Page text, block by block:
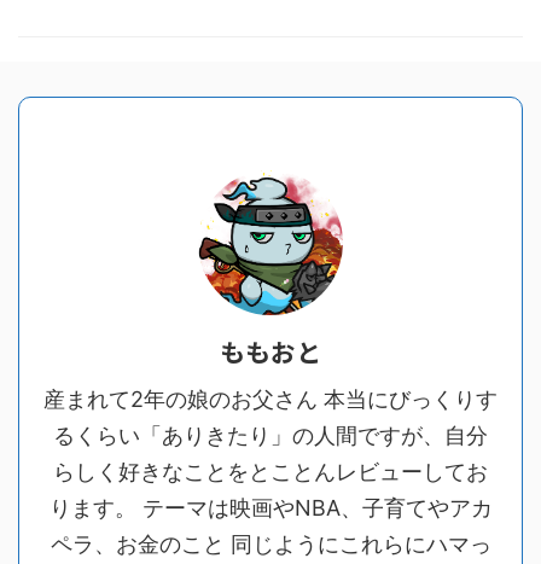
ももおと
産まれて2年の娘のお父さん 本当にびっくりす
るくらい「ありきたり」の人間ですが、自分
らしく好きなことをとことんレビューしてお
ります。 テーマは映画やNBA、子育てやアカ
ペラ、お金のこと 同じようにこれらにハマっ